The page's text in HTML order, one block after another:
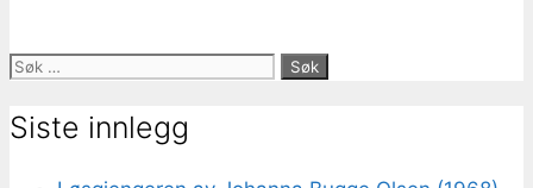
Søk
Siste innlegg